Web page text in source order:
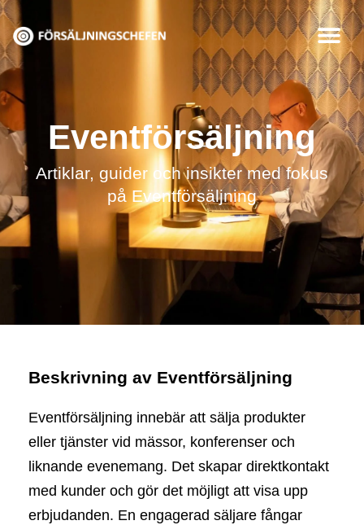
Hoppa
till
innehåll
Eventförsäljning
Artiklar, guider och insikter med fokus
på Eventförsäljning
Beskrivning av Eventförsäljning
Eventförsäljning innebär att sälja produkter
eller tjänster vid mässor, konferenser och
liknande evenemang. Det skapar direktkontakt
med kunder och gör det möjligt att visa upp
erbjudanden. En engagerad säljare fångar